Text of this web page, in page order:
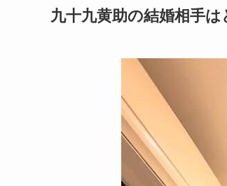
九十九黄助の結婚相手